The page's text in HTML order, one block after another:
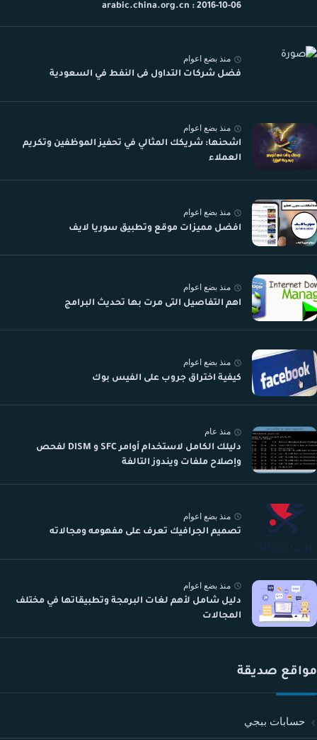
arabic.china.org.cn : 2016-10-06
منذ بضع اعوام
فضل شركات التداول فى النفط في السعودية
منذ بضع اعوام
اشحنها: شريكك المثالي في تحفيز الموظفين وتكريم
العملاء
منذ بضع اعوام
افضل مميزات موقع وتطبيق سوريا لايف
منذ بضع اعوام
اهم التفاصيل التى مرت بها تحديث البرامج
منذ بضع اعوام
كيفية اختراق جروب على الفيس بوك
منذ عام
دليلك الكامل لاستخدام أوامر SFC و DISM لفحص
وإصلاح ملفات ويندوز التالفة
منذ بضع اعوام
تصميم الجرافيك تعرف على مفهومه ومجالاته
منذ بضع اعوام
دليل شامل لأهم لغات البرمجة وتطبيقاتها في مختلف
المجالات
مواقع صديقة
حسابات ببجي